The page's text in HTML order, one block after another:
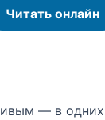
Читать онлайн
— в